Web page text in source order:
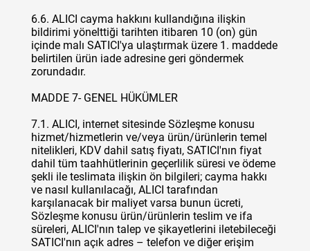
6.6. ALICI cayma hakkını kullandığına ilişkin
bildirimi yönelttiği tarihten itibaren 10 (on) gün
içinde malı SATICI'ya ulaştırmak üzere 1. maddede
belirtilen ürün iade adresine geri göndermek
zorundadır.
MADDE 7- GENEL HÜKÜMLER
7.1. ALICI, internet sitesinde Sözleşme konusu
hizmet/hizmetlerin ve/veya ürün/ürünlerin temel
nitelikleri, KDV dahil satış fiyatı, SATICI'nın fiyat
dahil tüm taahhütlerinin geçerlilik süresi ve ödeme
şekli ile teslimata ilişkin ön bilgileri; cayma hakkı
ve nasıl kullanılacağı, ALICI tarafından
karşılanacak bir maliyet varsa bunun ücreti,
Sözleşme konusu ürün/ürünlerin teslim ve ifa
süreleri, ALICI'nın talep ve şikayetlerini iletebileceği
SATICI'nın açık adres – telefon ve diğer erişim